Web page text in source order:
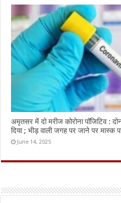
अमृतसर में दो मरीज कोरोना पॉजिटिव :
दिया ; भीड़ वाली जगह पर जाने पर मास्क
June 14, 2025